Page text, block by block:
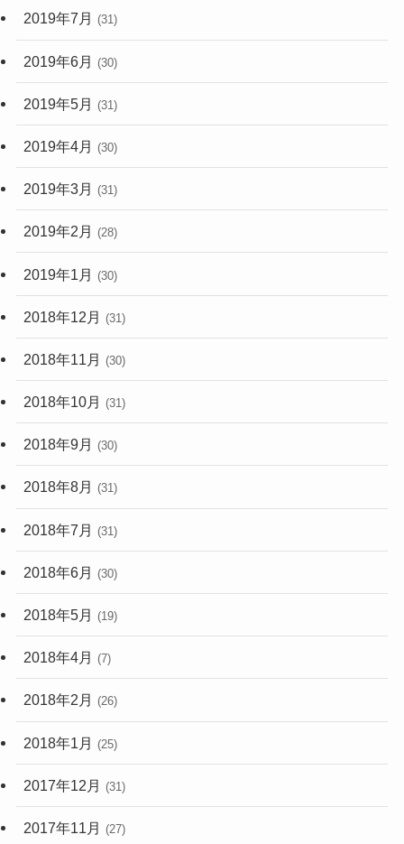
2019年7月 (31)
2019年6月 (30)
2019年5月 (31)
2019年4月 (30)
2019年3月 (31)
2019年2月 (28)
2019年1月 (30)
2018年12月 (31)
2018年11月 (30)
2018年10月 (31)
2018年9月 (30)
2018年8月 (31)
2018年7月 (31)
2018年6月 (30)
2018年5月 (19)
2018年4月 (7)
2018年2月 (26)
2018年1月 (25)
2017年12月 (31)
2017年11月 (27)